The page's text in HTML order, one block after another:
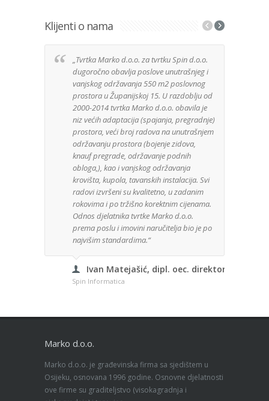
Klijenti o nama
„Tvrtka Marko d.o.o. za tvrtku Spin d.o.o.
dugoročno obavlja poslove unutrašnjeg i
vanjskog održavanja 550 m2 poslovnog
prostora u Županijskoj 15. U razdoblju od
2000-2014 tvrtka Marko d.o.o. obavila je
niz većih adaptacija (spajanja, pregradnje)
prostora, veći broj radova na unutrašnjem
održavanju prostora (bojenje zidova,
knauf pregrade, održavanje podnih
obloga,), kao i vanjskog održavanja
krovišta, kupola, tavanskih instalacija. Svi
radovi izvršeni su kvalitetno, u zadanim
rokovima i po tržišno korektnim cijenama.
Odnos djelatnika tvrtke Marko d.o.o.
prema poslu i imovini naručitelja bio je po
najvišim standardima.“
Ivan Matejašić, dipl. oec. direktor
Spin Informatica
Marko d.o.o.
Marko d.o.o. je građevinska firma sa sjedištem u
Osijeku, osnovana 1996 godine. Osnovne djelatnosti
ove firme su graditeljstvo (visokagradnja i